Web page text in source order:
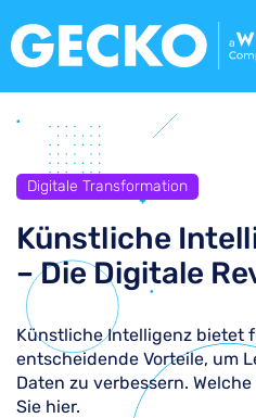
Digitale Transformation
Künstliche
– Die Digitale
Künstliche Intelligenz bietet
entscheidende Vorteile, um
Daten zu verbessern.
Sie hier.